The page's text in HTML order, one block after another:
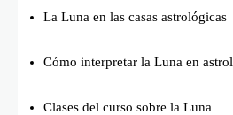
La Luna en las casas astrológicas
Cómo interpretar la Luna en
Clases del curso sobre la Luna